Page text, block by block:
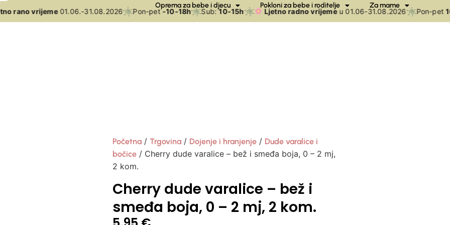
rano vrijeme01.06.-31.08.2026 Pon-pet-10-18h Sub:10-15h Ljetno radno vrijemeu 01.06-31.08.2026 Pon-pet
Oprema za bebe i djecu Pokloni za bebe i roditelje Za mame
Početna / Trgovina / Dojenje i hranjenje / Dude varalice i
bočice / Cherry dude varalice – bež i smeđa boja, 0 – 2 mj,
2 kom.
Cherry dude varalice – bež i
smeđa boja, 0 – 2 mj, 2 kom.